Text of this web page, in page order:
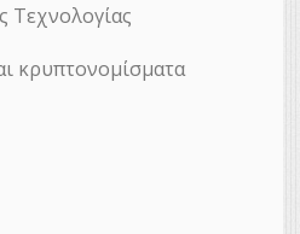
Τεχνολογίας
κρυπτονομίσματα